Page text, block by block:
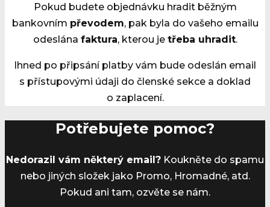
Pokud budete objednávku hradit běžným
bankovním převodem, pak byla do vašeho emailu
odeslána faktura, kterou je třeba uhradit.
Ihned po připsání platby vám bude odeslán email
s přístupovými údaji do členské sekce a doklad
o zaplacení.
Potřebujete pomoc?
Nedorazil vám některý email? Koukněte do spamu
nebo jiných složek jako Promo, Hromadné, atd.
Pokud ani tam, ozvěte se nám.